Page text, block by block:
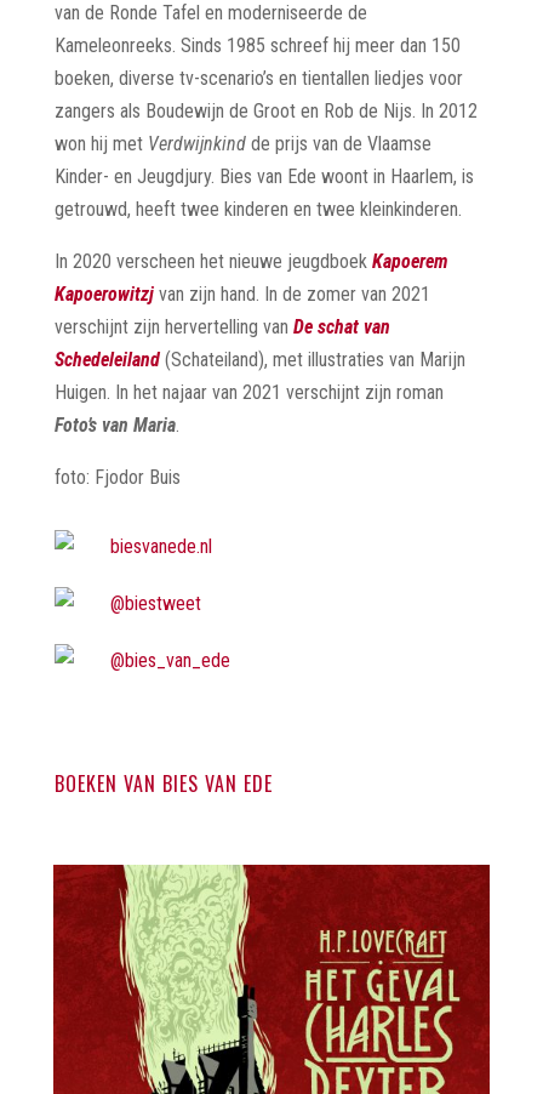
van de Ronde Tafel en moderniseerde de
Kameleonreeks. Sinds 1985 schreef hij meer dan 150
boeken, diverse tv-scenario’s en tientallen liedjes voor
zangers als Boudewijn de Groot en Rob de Nijs. In 2012
won hij met Verdwijnkindde prijs van de Vlaamse
Kinder- en Jeugdjury. Bies van Ede woont in Haarlem, is
getrouwd, heeft twee kinderen en twee kleinkinderen.
In 2020 verscheen het nieuwe jeugdboek Kapoerem
Kapoerowitzj van zijn hand. In de zomer van 2021
verschijnt zijn hervertelling van De schat van
Schedeleiland (Schateiland), met illustraties van Marijn
Huigen. In het najaar van 2021 verschijnt zijn roman
Foto’s van Maria.
foto: Fjodor Buis
biesvanede.nl
@biestweet
@bies_van_ede
BOEKEN VAN BIES VAN EDE